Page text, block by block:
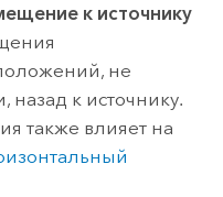
к источнику
не
к источнику.
также влияет на